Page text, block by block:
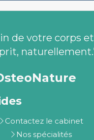
de votre corps
Contactez le cabinet
Nos spécialités